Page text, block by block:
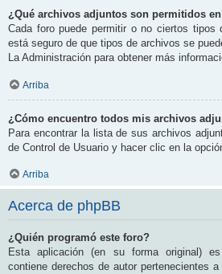
¿Qué archivos adjuntos son permitidos
Cada foro puede permitir o no ciertos tipos
está seguro de que tipos de archivos se
La Administración para obtener más
Arriba
¿Cómo encuentro todos mis archivos
Para encontrar la lista de sus archivos
de Control de Usuario y hacer clic en la
Arriba
Acerca de phpBB
¿Quién programó este foro?
Esta aplicación (en su forma original)
contiene derechos de autor pertenecientes a